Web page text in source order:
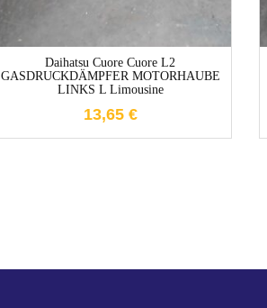
Daihatsu Cuore Cuore L2
GASDRUCKDÄMPFER MOTORHAUBE
LINKS L Limousine
13,65 €